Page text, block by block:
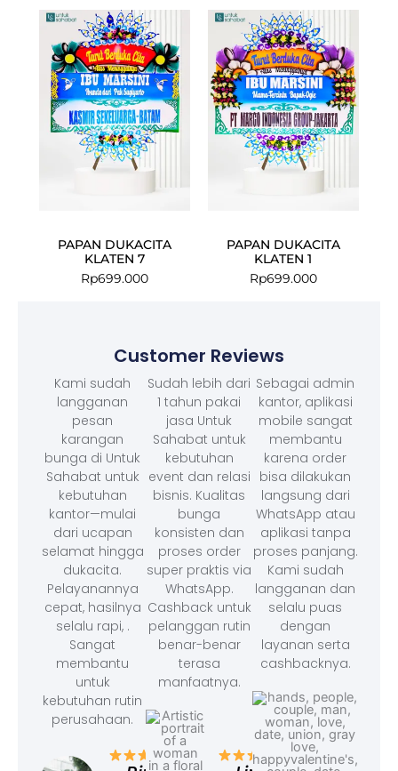
PAPAN DUKACITA
KLATEN 7
Rp699.000
PAPAN DUKACITA
KLATEN 1
Rp699.000
Customer Reviews
Kami sudah
langganan
pesan
karangan
bunga di Untuk
Sahabat untuk
kebutuhan
kantor—mulai
dari ucapan
selamat hingga
dukacita.
Pelayanannya
cepat, hasilnya
selalu rapi, .
Sangat
membantu
untuk
kebutuhan rutin
perusahaan.
Sudah lebih dari
1 tahun pakai
jasa Untuk
Sahabat untuk
kebutuhan
event dan relasi
bisnis. Kualitas
bunga
konsisten dan
proses order
super praktis via
WhatsApp.
Cashback untuk
pelanggan rutin
benar-benar
terasa
manfaatnya.
Sebagai admin
kantor, aplikasi
mobile sangat
membantu
karena order
bisa dilakukan
langsung dari
WhatsApp atau
aplikasi tanpa
proses panjang.
Kami sudah
langganan dan
selalu puas
dengan
layanan serta
cashbacknya.